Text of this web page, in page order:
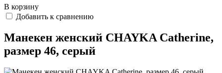
В корзину
Добавить к сравнению
Манекен женский CHAYKA Catherine,
размер 46, cерый